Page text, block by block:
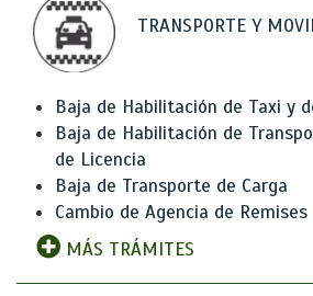
TRANSPORTE Y
Baja de Habilitación de Taxi y
Baja de Habilitación de
de Licencia
Baja de Transporte de Carga
Cambio de Agencia de Remises
MÁS TRÁMITES